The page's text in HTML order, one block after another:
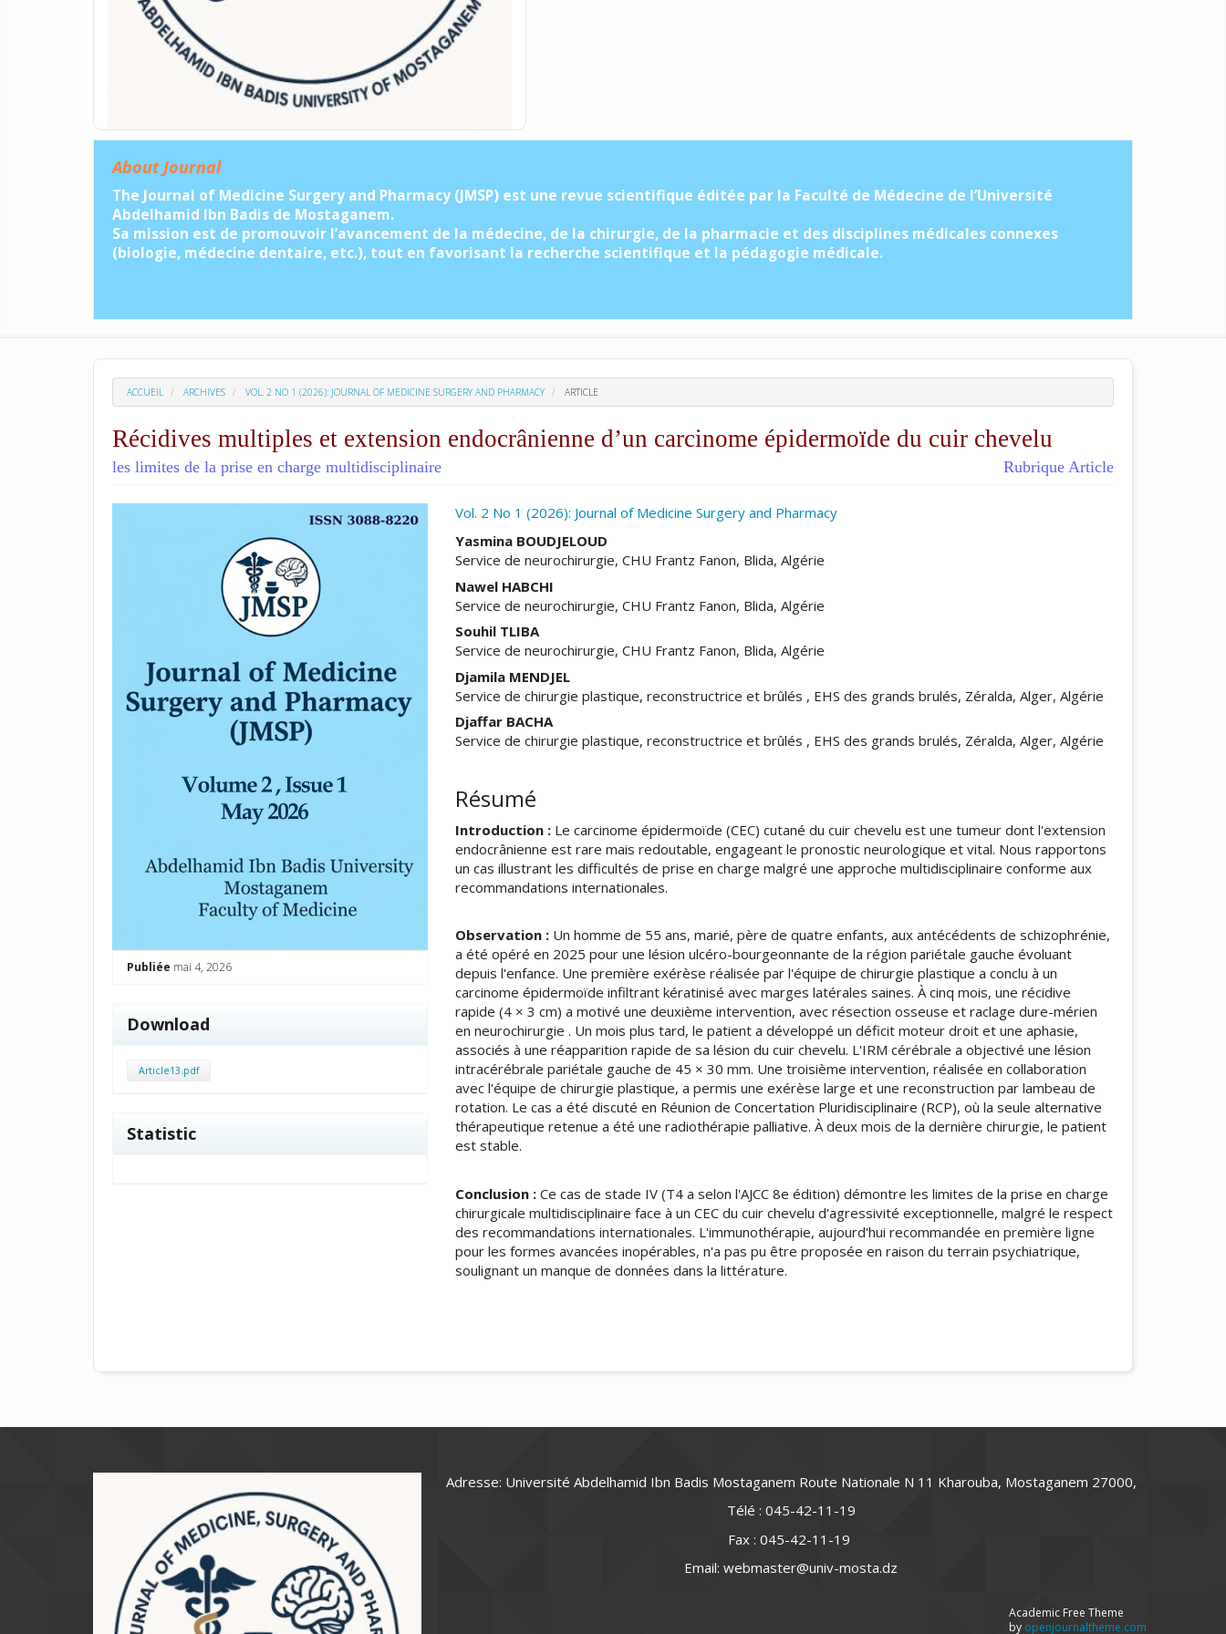
About Journal
The Journal of Medicine Surgery and Pharmacy (JMSP) est une revue scientifique éditée par la Faculté de Médecine de l’Université
Abdelhamid Ibn Badis de Mostaganem.
Sa mission est de promouvoir l’avancement de la médecine, de la chirurgie, de la pharmacie et des disciplines médicales connexes
(biologie, médecine dentaire, etc.), tout en favorisant la recherche scientifique et la pédagogie médicale.
ACCUEIL ARCHIVES VOL. 2 NO 1 (2026): JOURNAL OF MEDICINE SURGERY AND PHARMACY ARTICLE
Récidives multiples et extension endocrânienne d’un carcinome épidermoïde du cuir chevelu
les limites de la prise en charge multidisciplinaire Rubrique Article
##plugins.themes.academic_pro.article.sidebar##
Publiée mai 4, 2026
Download
Article13.pdf
Statistic
Vol. 2 No 1 (2026): Journal of Medicine Surgery and Pharmacy
##plugins.themes.academic_pro.article.main##
Yasmina BOUDJELOUD
Service de neurochirurgie, CHU Frantz Fanon, Blida, Algérie
Nawel HABCHI
Service de neurochirurgie, CHU Frantz Fanon, Blida, Algérie
Souhil TLIBA
Service de neurochirurgie, CHU Frantz Fanon, Blida, Algérie
Djamila MENDJEL
Service de chirurgie plastique, reconstructrice et brûlés , EHS des grands brulés, Zéralda, Alger, Algérie
Djaffar BACHA
Service de chirurgie plastique, reconstructrice et brûlés , EHS des grands brulés, Zéralda, Alger, Algérie
Résumé
Introduction : Le carcinome épidermoïde (CEC) cutané du cuir chevelu est une tumeur dont l'extension
endocrânienne est rare mais redoutable, engageant le pronostic neurologique et vital. Nous rapportons
un cas illustrant les difficultés de prise en charge malgré une approche multidisciplinaire conforme aux
recommandations internationales.
Observation : Un homme de 55 ans, marié, père de quatre enfants, aux antécédents de schizophrénie,
a été opéré en 2025 pour une lésion ulcéro-bourgeonnante de la région pariétale gauche évoluant
depuis l'enfance. Une première exérèse réalisée par l'équipe de chirurgie plastique a conclu à un
carcinome épidermoïde infiltrant kératinisé avec marges latérales saines. À cinq mois, une récidive
rapide (4 × 3 cm) a motivé une deuxième intervention, avec résection osseuse et raclage dure-mérien
en neurochirurgie . Un mois plus tard, le patient a développé un déficit moteur droit et une aphasie,
associés à une réapparition rapide de sa lésion du cuir chevelu. L'IRM cérébrale a objectivé une lésion
intracérébrale pariétale gauche de 45 × 30 mm. Une troisième intervention, réalisée en collaboration
avec l'équipe de chirurgie plastique, a permis une exérèse large et une reconstruction par lambeau de
rotation. Le cas a été discuté en Réunion de Concertation Pluridisciplinaire (RCP), où la seule alternative
thérapeutique retenue a été une radiothérapie palliative. À deux mois de la dernière chirurgie, le patient
est stable.
Conclusion : Ce cas de stade IV (T4 a selon l'AJCC 8e édition) démontre les limites de la prise en charge
chirurgicale multidisciplinaire face à un CEC du cuir chevelu d'agressivité exceptionnelle, malgré le respect
des recommandations internationales. L'immunothérapie, aujourd'hui recommandée en première ligne
pour les formes avancées inopérables, n'a pas pu être proposée en raison du terrain psychiatrique,
soulignant un manque de données dans la littérature.
Adresse: Université Abdelhamid Ibn Badis Mostaganem Route Nationale N 11 Kharouba, Mostaganem 27000,
Télé : 045-42-11-19
Fax : 045-42-11-19
Email: webmaster@univ-mosta.dz
Academic Free Theme
by openjournaltheme.com